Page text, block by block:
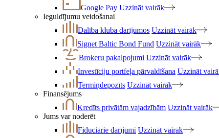
Google Pay Uzzināt vairāk
Ieguldījumu veidošanai
Dalība kluba darījumos Uzzināt vairāk
Signet Baltic Bond Fund Uzzināt vairāk
Brokeru pakalpojumi Uzzināt vairāk
Investīciju portfeļa pārvaldīšana Uzzināt
Termiņdepozīts Uzzināt vairāk
Finansējums
Kredīts privātām vajadzībām Uzzināt vairāk
Jums var noderēt
Fiduciārie darījumi Uzzināt vairāk